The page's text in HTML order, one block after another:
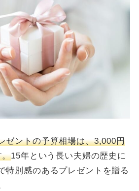
ゼントの予算相場は、3,000円
。15年という長い夫婦の歴史に
特別感のあるプレゼントを贈る